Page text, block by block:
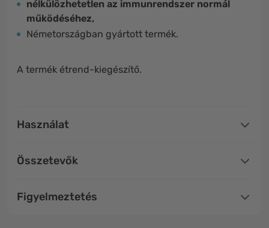
nélkülözhetetlen az immunrendszer normál
működéséhez,
Németországban gyártott termék.
A termék étrend-kiegészítő.
Használat
Összetevők
Figyelmeztetés